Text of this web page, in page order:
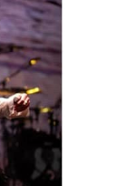
הוסף קו
סמן קישורים